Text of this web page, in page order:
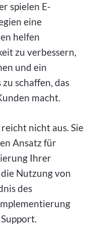
spielen E-
eine
helfen
zu verbessern,
und ein
schaffen, das
macht.
nicht aus. Sie
Ansatz für
Ihrer
Nutzung von
des